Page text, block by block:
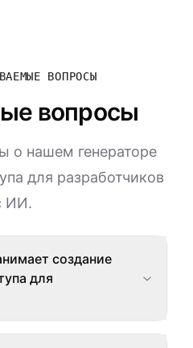
ВОПРОСЫ
вопросы
о нашем генераторе
для разработчиков
ИИ.
создание
для